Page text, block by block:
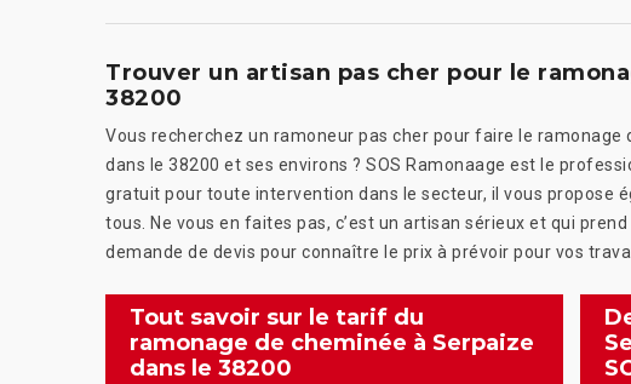
Trouver un artisan pas cher pour le
38200
Vous recherchez un ramoneur pas cher pour faire le
dans le 38200 et ses environs ? SOS Ramonaage est le
gratuit pour toute intervention dans le secteur, il vous propose
tous. Ne vous en faites pas, c’est un artisan sérieux et qui
demande de devis pour connaître le prix à prévoir pour vos
Tout savoir sur le tarif du
ramonage de cheminée à Serpaize
dans le 38200